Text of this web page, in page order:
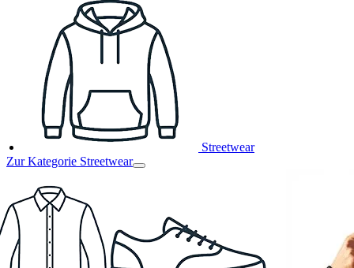
Streetwear
Zur Kategorie Streetwear